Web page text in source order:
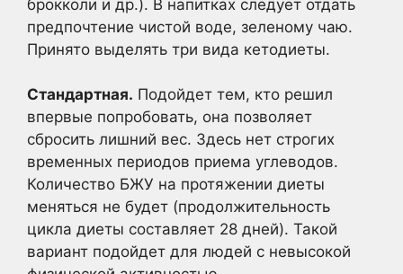
брокколи и др.). В напитках следует отдать
предпочтение чистой воде, зеленому чаю.
Принято выделять три вида кетодиеты.
Стандартная. Подойдет тем, кто решил
впервые попробовать, она позволяет
сбросить лишний вес. Здесь нет строгих
временных периодов приема углеводов.
Количество БЖУ на протяжении диеты
меняться не будет (продолжительность
цикла диеты составляет 28 дней). Такой
вариант подойдет для людей с невысокой